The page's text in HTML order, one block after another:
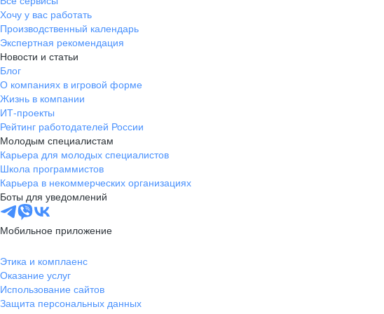
Хочу у вас работать
Производственный календарь
Экспертная рекомендация
Новости и статьи
Блог
О компаниях в игровой форме
Жизнь в компании
ИТ-проекты
Рейтинг работодателей России
Молодым специалистам
Карьера для молодых специалистов
Школа программистов
Карьера в некоммерческих организациях
Боты для уведомлений
Мобильное приложение
Этика и комплаенс
Оказание услуг
Использование сайтов
Защита персональных данных